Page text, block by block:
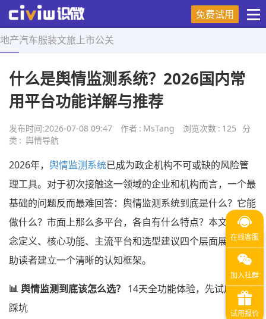
免费试用
地产汽车服装文旅 上市公关
首页 > 舆情导航 > 正文
什么是舆情监测系统？2026国内常
用平台功能详解与推荐
发布时间:2026-07-08 09:47 作者 : MsTang 浏览次数 : 125
分
类 : 舆情导航
2026年， 舆情监测系统已成为政企机构不可或缺的风险管
理工具。对于初次接触这一领域的企业和机构而言，一个最
基础的问题反而最难回答：舆情监测系统到底是什么？它能
做什么？市面上那么多平台，各自有什么特点？本文将从概
念定义、核心功能、主流平台和选型建议四个层面展开，帮
助读者建立一个清晰的认知框架。
📊 舆情监测到底该怎么选？ 14天全功能体验，先试后买不
踩坑